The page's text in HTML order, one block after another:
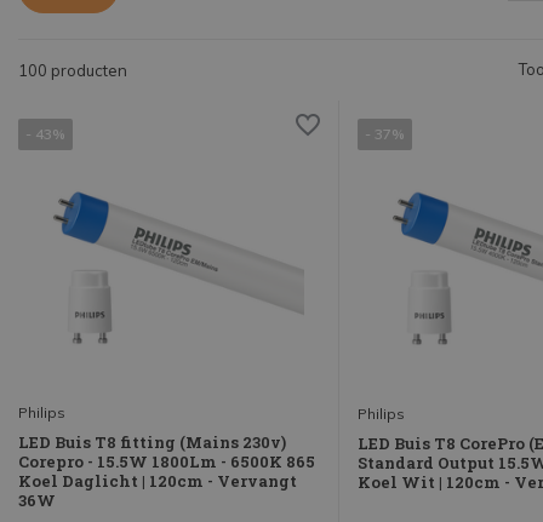
100 producten
- 43%
Philips
LED Buis T8 fitting (Mains 230v)
Corepro - 15.5W 1800Lm - 6500K 865
Koel Daglicht | 120cm - Vervangt
36W
- 37%
Philips
LED Buis T8 CorePro
Standard Output
Koel Wit | 120cm -